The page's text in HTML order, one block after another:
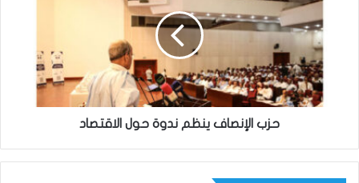
حزب الإنصاف ينظم ندوة حول الاقتصاد